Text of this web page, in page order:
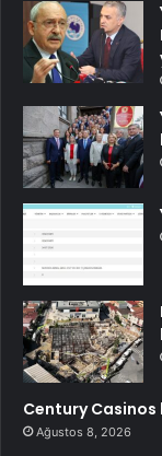
Century Casinos
Ağustos 8, 2026